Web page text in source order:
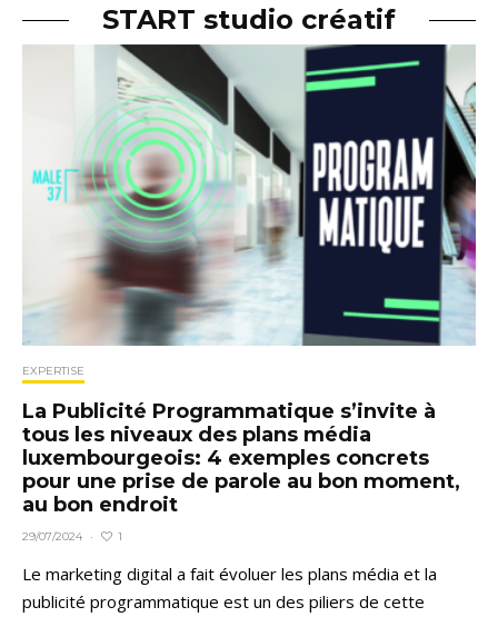
START studio créatif
EXPERTISE
La Publicité Programmatique s’invite à
tous les niveaux des plans média
luxembourgeois: 4 exemples concrets
pour une prise de parole au bon moment,
au bon endroit
29/07/2024 · 1
Le marketing digital a fait évoluer les plans média et la
publicité programmatique est un des piliers de cette